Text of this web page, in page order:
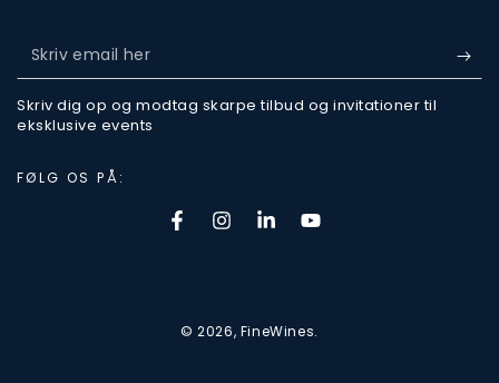
Skriv
email
her
Skriv dig op og modtag skarpe tilbud og invitationer til
eksklusive events
FØLG OS PÅ:
FacebookInstagram
LinkedInYoutube
© 2026, FineWines.